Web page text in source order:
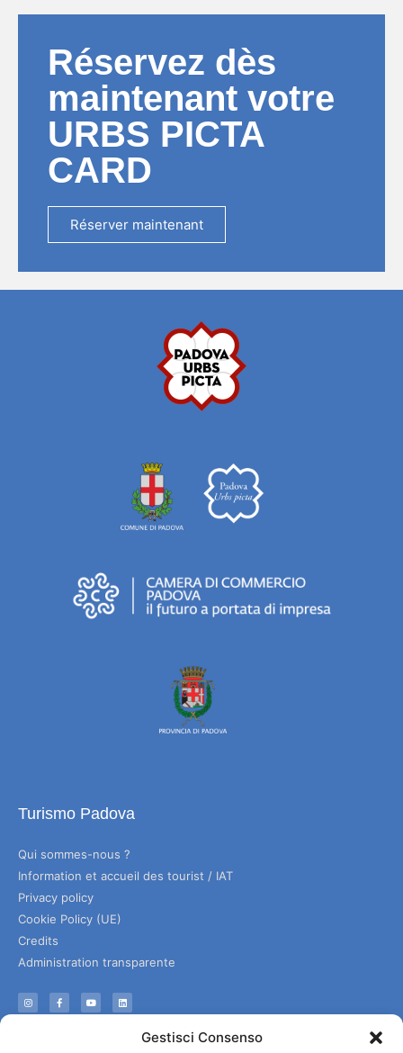
Gestisci Consenso
Réservez dès
maintenant votre
URBS PICTA
CARD
Réserver maintenant
Turismo Padova
Qui sommes-nous ?
Information et accueil des tourist / IAT
Privacy policy
Cookie Policy (UE)
Credits
Administration transparente